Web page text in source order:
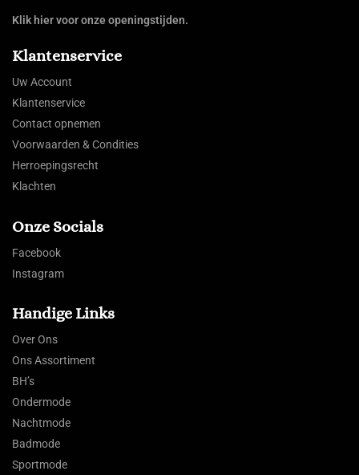
Klik hier voor onze openingstijden.
Klantenservice
Uw Account
Klantenservice
Contact opnemen
Voorwaarden & Condities
Herroepingsrecht
Klachten
Onze Socials
Facebook
Instagram
Handige Links
Over Ons
Ons Assortiment
BH’s
Ondermode
Nachtmode
Badmode
Sportmode